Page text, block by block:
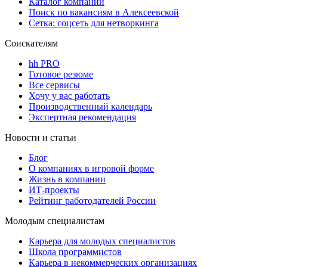
Поиск по вакансиям в Алексеевской
Сетка: соцсеть для нетворкинга
Соискателям
hh PRO
Готовое резюме
Все сервисы
Хочу у вас работать
Производственный календарь
Экспертная рекомендация
Новости и статьи
Блог
О компаниях в игровой форме
Жизнь в компании
ИТ-проекты
Рейтинг работодателей России
Молодым специалистам
Карьера для молодых специалистов
Школа программистов
Карьера в некоммерческих организациях